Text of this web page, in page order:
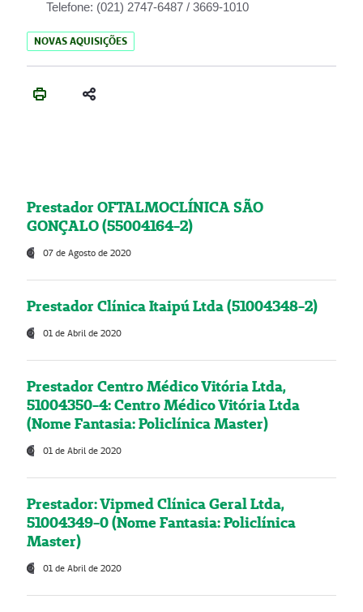
Telefone: (021) 2747-6487 / 3669-1010
NOVAS AQUISIÇÕES
Prestador OFTALMOCLÍNICA SÃO
GONÇALO (55004164-2)
07 de Agosto de 2020
Prestador Clínica Itaipú Ltda (51004348-2)
01 de Abril de 2020
Prestador Centro Médico Vitória Ltda,
51004350-4: Centro Médico Vitória Ltda
(Nome Fantasia: Policlínica Master)
01 de Abril de 2020
Prestador: Vipmed Clínica Geral Ltda,
51004349-0 (Nome Fantasia: Policlínica
Master)
01 de Abril de 2020